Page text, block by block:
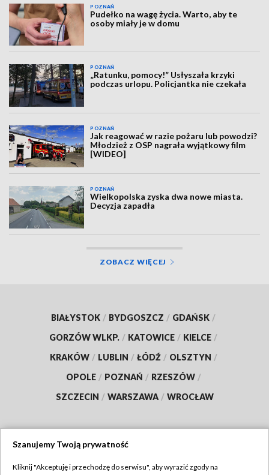
POZNAŃ
Pudełko na wagę życia. Warto, aby te
osoby miały je w domu
POZNAŃ
„Ratunku, pomocy!” Usłyszała krzyki
podczas urlopu. Policjantka nie czekała
POZNAŃ
Jak reagować w razie pożaru lub powodzi?
Młodzież z OSP nagrała wyjątkowy film
[WIDEO]
POZNAŃ
Wielkopolska zyska dwa nowe miasta.
Decyzja zapadła
ZOBACZ WIĘCEJ
BIAŁYSTOK / BYDGOSZCZ / GDAŃSK /
GORZÓW WLKP. / KATOWICE / KIELCE /
KRAKÓW / LUBLIN / ŁÓDŹ / OLSZTYN /
OPOLE / POZNAŃ / RZESZÓW /
SZCZECIN / WARSZAWA / WROCŁAW
Szanujemy Twoją prywatność
Kliknij "Akceptuję i przechodzę do serwisu", aby wyrazić zgody na